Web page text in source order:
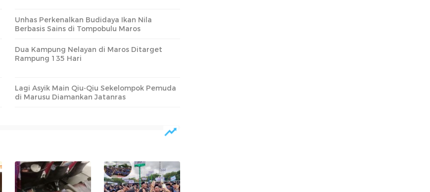
Unhas Perkenalkan Budidaya Ikan Nila
Berbasis Sains di Tompobulu Maros
Dua Kampung Nelayan di Maros Ditarget
Rampung 135 Hari
Lagi Asyik Main Qiu-Qiu Sekelompok Pemuda
di Marusu Diamankan Jatanras